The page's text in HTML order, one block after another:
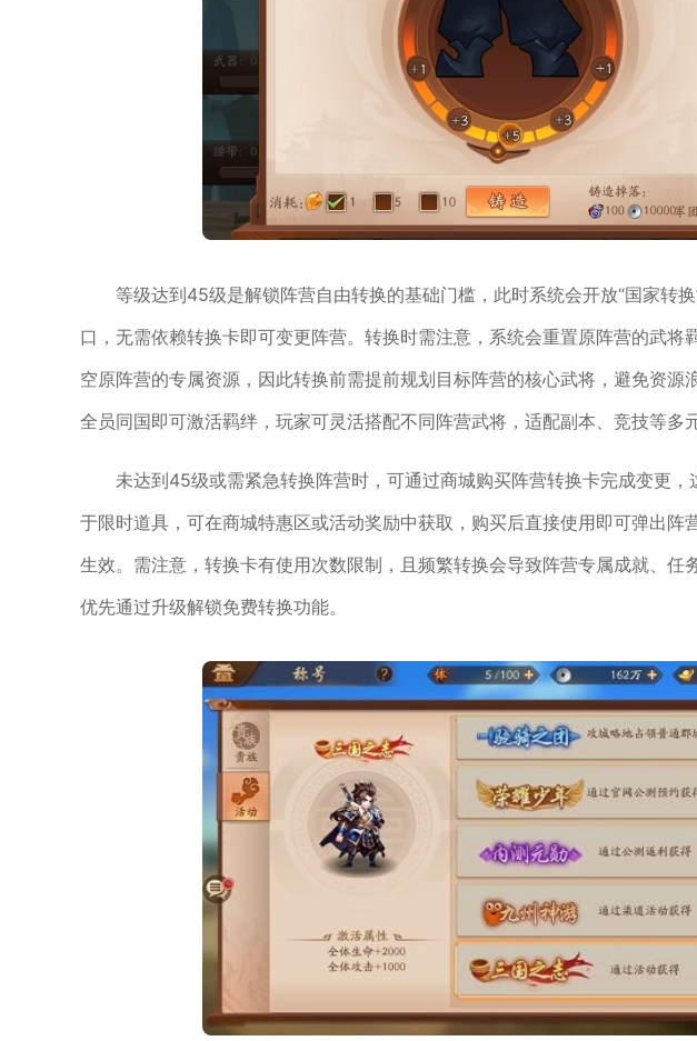
等级达到45级是解锁阵营自由转换的基础门槛，此时系统会开放“国家转
口，无需依赖转换卡即可变更阵营。转换时需注意，系统会重置原阵营的武将
空原阵营的专属资源，因此转换前需提前规划目标阵营的核心武将，避免资源
全员同国即可激活羁绊，玩家可灵活搭配不同阵营武将，适配副本、竞技等多
未达到45级或需紧急转换阵营时，可通过商城购买阵营转换卡完成变更
于限时道具，可在商城特惠区或活动奖励中获取，购买后直接使用即可弹出阵
生效。需注意，转换卡有使用次数限制，且频繁转换会导致阵营专属成就、任
优先通过升级解锁免费转换功能。